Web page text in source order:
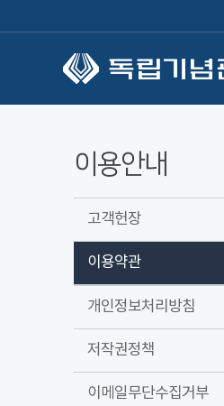
이용안내
고객헌장
이용약관
개인정보처리방침
저작권정책
이메일무단수집거부